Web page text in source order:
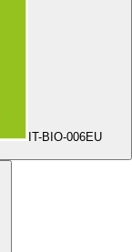
IT-BIO-006EU